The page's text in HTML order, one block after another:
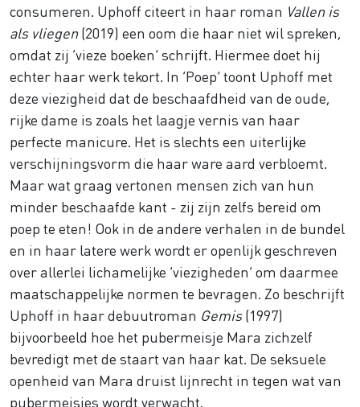
consumeren. Uphoff citeert in haar roman Vallen is
als vliegen(2019) een oom die haar niet wil spreken,
omdat zij ‘vieze boeken’ schrijft. Hiermee doet hij
echter haar werk tekort. In ‘Poep’ toont Uphoff met
deze viezigheid dat de beschaafdheid van de oude,
rijke dame is zoals het laagje vernis van haar
perfecte manicure. Het is slechts een uiterlijke
verschijningsvorm die haar ware aard verbloemt.
Maar wat graag vertonen mensen zich van hun
minder beschaafde kant - zij zijn zelfs bereid om
poep te eten! Ook in de andere verhalen in de bundel
en in haar latere werk wordt er openlijk geschreven
over allerlei lichamelijke ‘viezigheden’ om daarmee
maatschappelijke normen te bevragen. Zo beschrijft
Uphoff in haar debuutroman Gemis(1997)
bijvoorbeeld hoe het pubermeisje Mara zichzelf
bevredigt met de staart van haar kat. De seksuele
openheid van Mara druist lijnrecht in tegen wat van
pubermeisjes wordt verwacht.